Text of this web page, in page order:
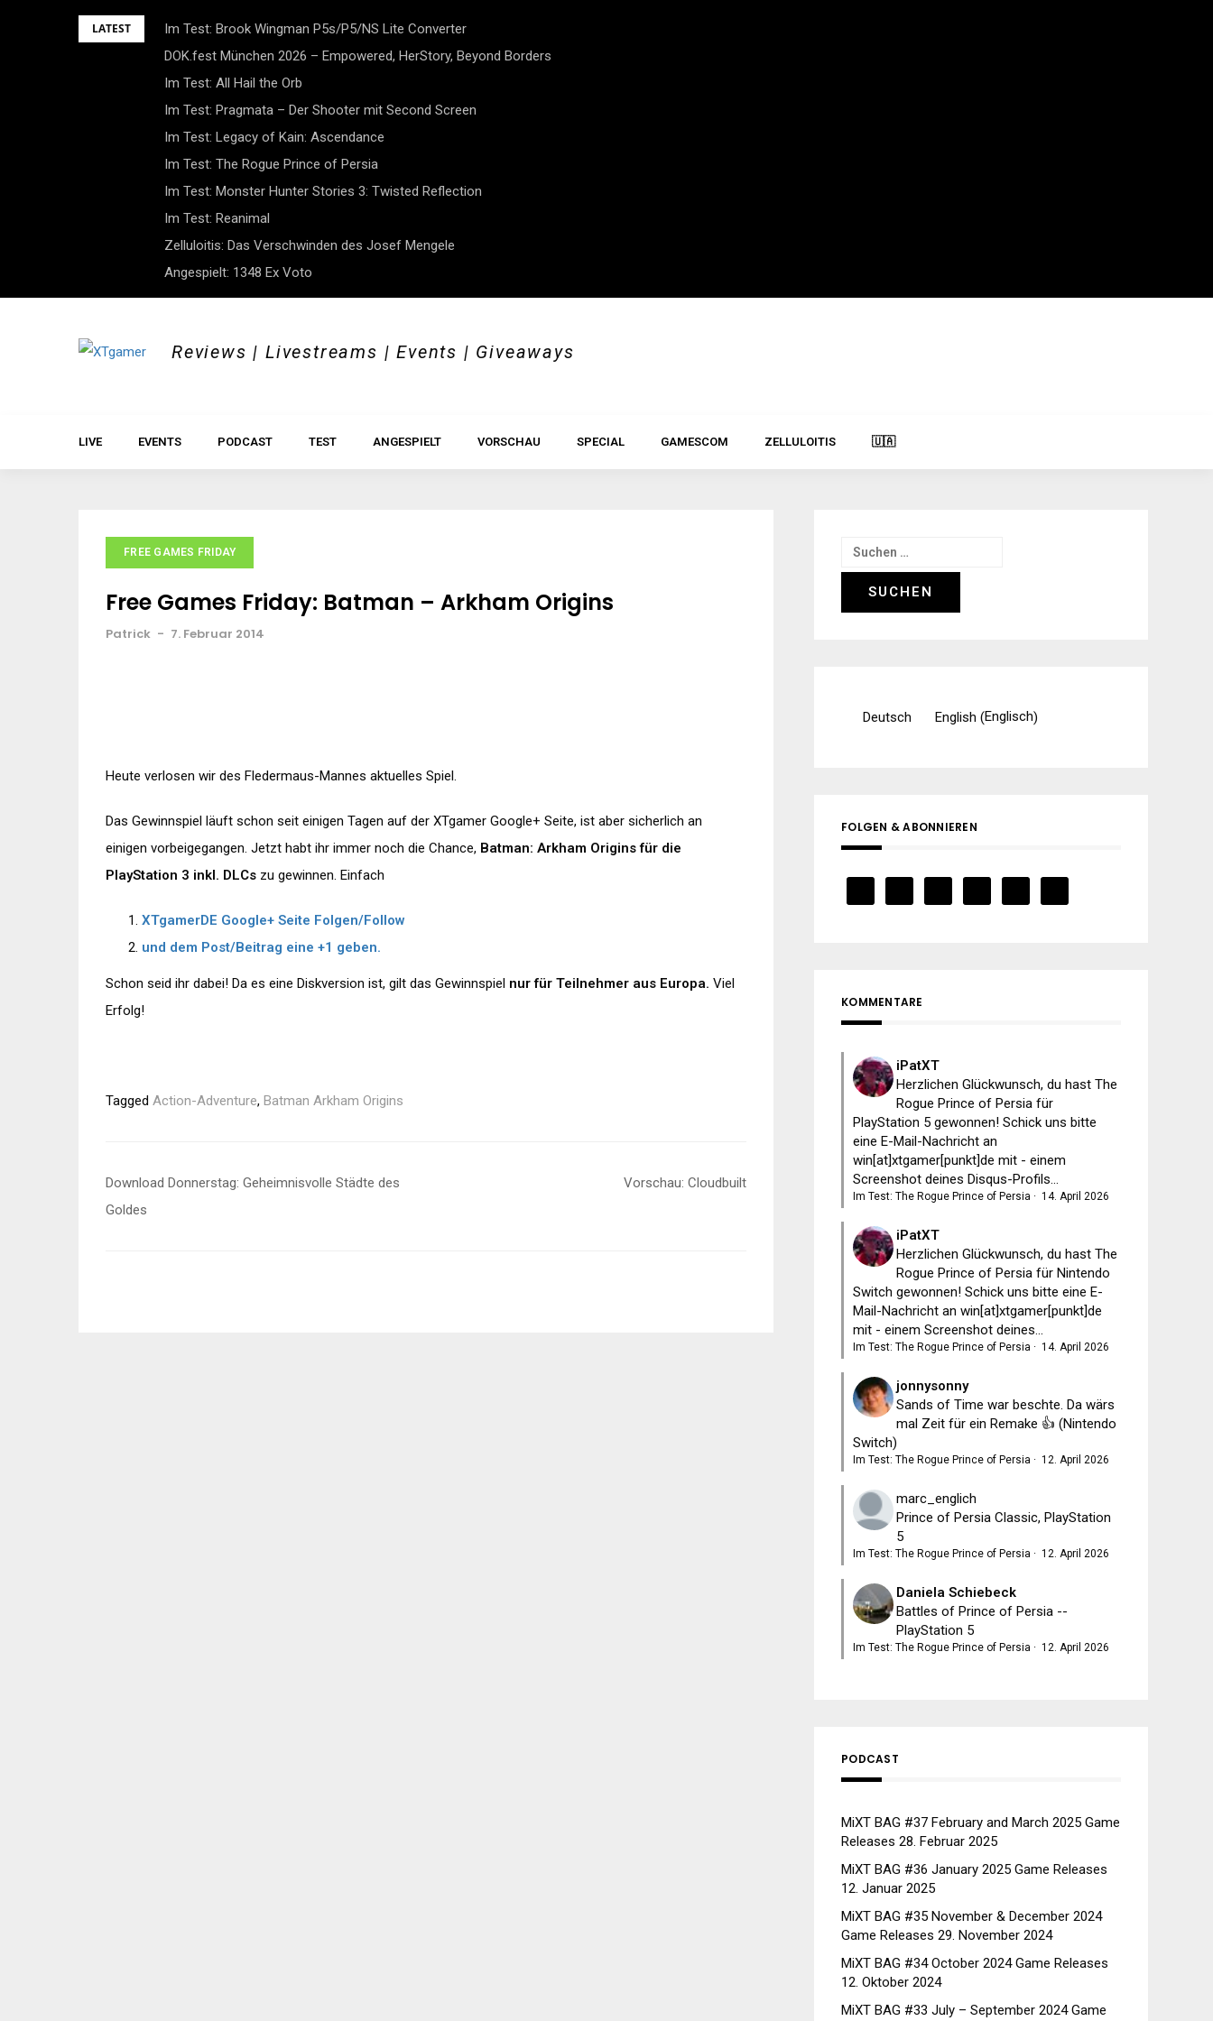
LATEST
Im Test: Brook Wingman P5s/P5/NS Lite Converter
DOK.fest München 2026 – Empowered, HerStory, Beyond Borders
Im Test: All Hail the Orb
Im Test: Pragmata – Der Shooter mit Second Screen
Im Test: Legacy of Kain: Ascendance
Im Test: The Rogue Prince of Persia
Im Test: Monster Hunter Stories 3: Twisted Reflection
Im Test: Reanimal
Zelluloitis: Das Verschwinden des Josef Mengele
Angespielt: 1348 Ex Voto
Reviews | Livestreams | Events | Giveaways
LIVE EVENTS PODCAST TEST ANGESPIELT VORSCHAU SPECIAL GAMESCOM ZELLULOITIS 🇺🇦
FREE GAMES FRIDAY
Free Games Friday: Batman – Arkham Origins
Patrick - 7. Februar 2014
Heute verlosen wir des Fledermaus-Mannes aktuelles Spiel.
Das Gewinnspiel läuft schon seit einigen Tagen auf der XTgamer Google+ Seite, ist aber sicherlich an
einigen vorbeigegangen. Jetzt habt ihr immer noch die Chance, Batman: Arkham Origins für die
PlayStation 3 inkl. DLCs zu gewinnen. Einfach
XTgamerDE Google+ Seite Folgen/Follow
und dem Post/Beitrag eine +1 geben.
Schon seid ihr dabei! Da es eine Diskversion ist, gilt das Gewinnspiel nur für Teilnehmer aus Europa. Viel
Erfolg!
Tagged Action-Adventure, Batman Arkham Origins
Beitragsnavigation
Download Donnerstag: Geheimnisvolle Städte des
Goldes
Vorschau: Cloudbuilt
Suchen
nach:
Deutsch English (Englisch)
FOLGEN & ABONNIEREN
KOMMENTARE
iPatXT
Herzlichen Glückwunsch, du hast The
Rogue Prince of Persia für
PlayStation 5 gewonnen! Schick uns bitte
eine E-Mail-Nachricht an
win[at]xtgamer[punkt]de mit - einem
Screenshot deines Disqus-Profils...
Im Test: The Rogue Prince of Persia · 14. April 2026
iPatXT
Herzlichen Glückwunsch, du hast The
Rogue Prince of Persia für Nintendo
Switch gewonnen! Schick uns bitte eine E-
Mail-Nachricht an win[at]xtgamer[punkt]de
mit - einem Screenshot deines...
Im Test: The Rogue Prince of Persia · 14. April 2026
jonnysonny
Sands of Time war beschte. Da wärs
mal Zeit für ein Remake 👍 (Nintendo
Switch)
Im Test: The Rogue Prince of Persia · 12. April 2026
marc_englich
Prince of Persia Classic, PlayStation
5
Im Test: The Rogue Prince of Persia · 12. April 2026
Daniela Schiebeck
Battles of Prince of Persia --
PlayStation 5
Im Test: The Rogue Prince of Persia · 12. April 2026
PODCAST
MiXT BAG #37 February and March 2025 Game
Releases 28. Februar 2025
MiXT BAG #36 January 2025 Game Releases
12. Januar 2025
MiXT BAG #35 November & December 2024
Game Releases 29. November 2024
MiXT BAG #34 October 2024 Game Releases
12. Oktober 2024
MiXT BAG #33 July – September 2024 Game